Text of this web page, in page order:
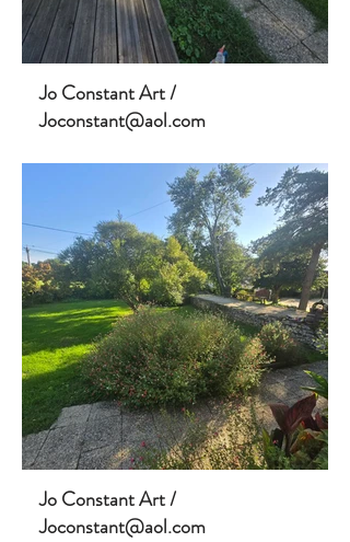
Jo Constant Art /
Joconstant@aol.com
Jo Constant Art /
Joconstant@aol.com